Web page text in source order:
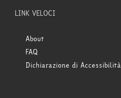
LINK VELOCI
About
FAQ
Dichiarazione di Accessibilità